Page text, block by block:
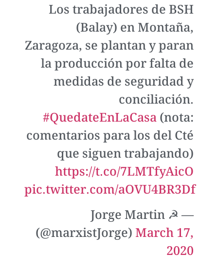
Los trabajadores de BSH
(Balay) en Montaña,
Zaragoza, se plantan y paran
la producción por falta de
medidas de seguridad y
conciliación.
#QuedateEnLaCasa(nota:
comentarios para los del Cté
que siguen trabajando)
https://t.co/7LMTfyAicO
pic.twitter.com/aOVU4BR3Df
— Jorge Martin ☭
(@marxistJorge)March 17,
2020